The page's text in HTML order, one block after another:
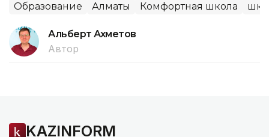
Образование Алматы Комфортная школа
Альберт Ахметов
Автор
KAZINFORM